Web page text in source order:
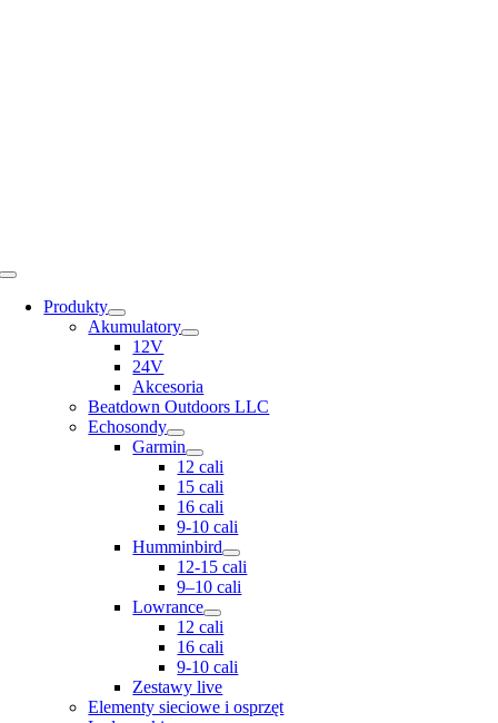
Toggle
NavigationProdukty
Akumulatory
12V
24V
Akcesoria
Beatdown Outdoors LLC
Echosondy
Garmin
12 cali
15 cali
16 cali
9-10 cali
Humminbird
12-15 cali
9–10 cali
Lowrance
12 cali
16 cali
9-10 cali
Zestawy live
Elementy sieciowe i osprzęt